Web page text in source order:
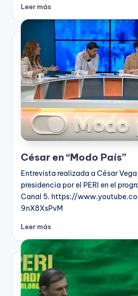
Leer más
César en “Modo País”
Entrevista realizada a César
presidencia por el PERI en el
Canal 5. https://
9nX8XsPvM
Leer más